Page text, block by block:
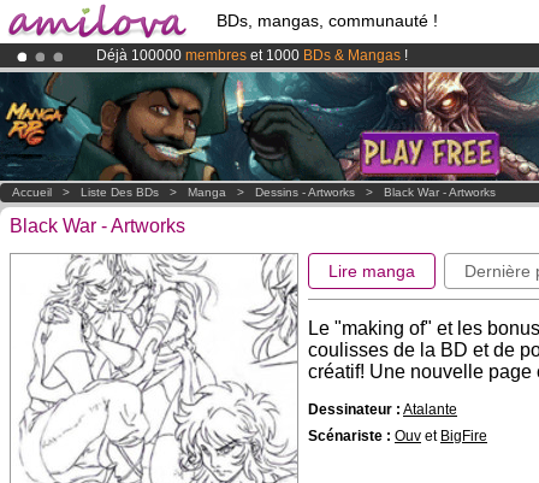
BDs, mangas, communauté !
Déjà 100000 membres et 1000 BDs & Mangas !
Abonnement premium: à partir de3.95 eurospar mois !Clique ici
LeKickstarter Amilova est désormais lancé
Accueil > Liste Des BDs > Manga > Dessins - Artworks > Black War - Artworks
Black War - Artworks
Lire manga Dernière
Le "making of" et les
coulisses de la BD et de
créatif! Une nouvelle
Dessinateur : Atalante
Scénariste : Ouv et BigFire